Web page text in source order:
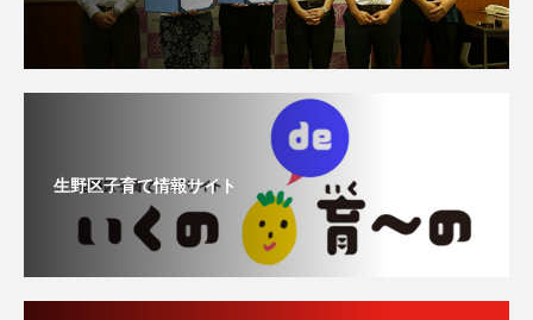
生野区子育て情報サイト